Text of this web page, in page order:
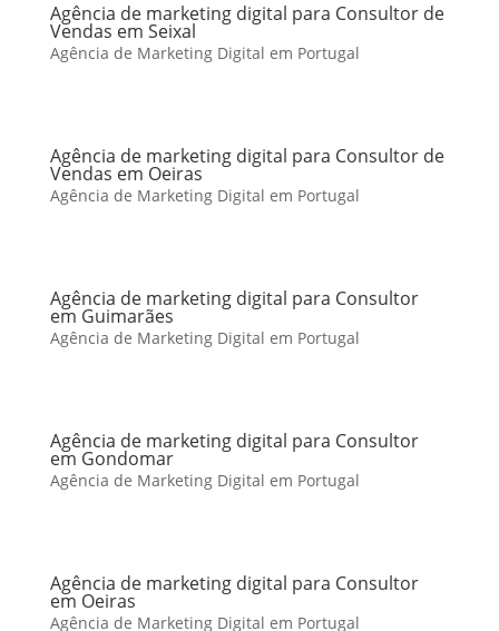
Agência de marketing digital para Consultor de
Vendas em Seixal
Agência de Marketing Digital em Portugal
Agência de marketing digital para Consultor de
Vendas em Oeiras
Agência de Marketing Digital em Portugal
Agência de marketing digital para Consultor
em Guimarães
Agência de Marketing Digital em Portugal
Agência de marketing digital para Consultor
em Gondomar
Agência de Marketing Digital em Portugal
Agência de marketing digital para Consultor
em Oeiras
Agência de Marketing Digital em Portugal